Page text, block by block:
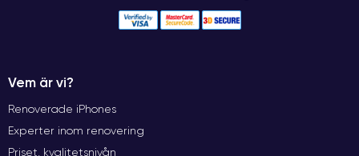
Vem är vi?
Renoverade iPhones
Experter inom renovering
Priset, kvalitetsnivån